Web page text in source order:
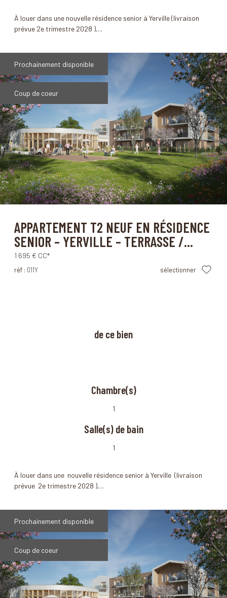
À louer dans une nouvelle résidence senior à Yerville (livraison
prévue 2e trimestre 2028 ),...
Prochainement disponible
Coup de coeur
de ce bien
Chambre(s)
1
Salle(s) de bain
1
À louer dans une nouvelle résidence senior à Yerville (livraison
prévue 2e trimestre 2028 ),...
APPARTEMENT T2 NEUF EN RÉSIDENCE
SENIOR – YERVILLE – TERRASSE /...
1 695 € CC*
réf : 011Y sélectionner
Prochainement disponible
Coup de coeur